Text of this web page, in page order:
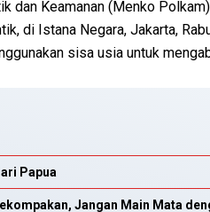
dan Keamanan (Menko
di Istana Negara, Jakarta,
sisa usia untuk
Papua
Jangan Main Mata